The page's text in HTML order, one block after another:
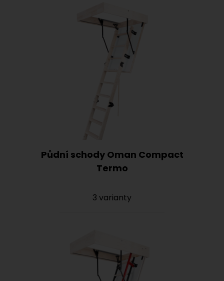
Půdní schody Oman Compact
Termo
3 varianty